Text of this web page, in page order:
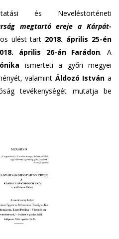
és Neveléstörténeti
megtartó ereje a Kárpát-
ülést tart 2018. április 25-én
április 26-án Farádon. A
ismerteti a győri megyei
valamint Áldozó Istvána
tevékenységét mutatja be